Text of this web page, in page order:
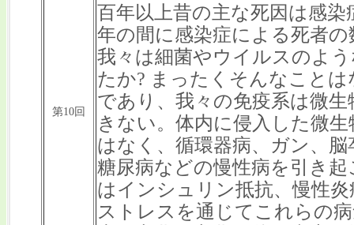
第10回
百年以上昔の主な死因は感
年の間に感染症による死者
我々は細菌やウイルスのよ
たか? まったくそんなこと
であり、我々の免疫系は微
きない。体内に侵入した微
はなく、循環器病、ガン、
糖尿病などの慢性病を引き
はインシュリン抵抗、慢性
ストレスを通じてこれらの